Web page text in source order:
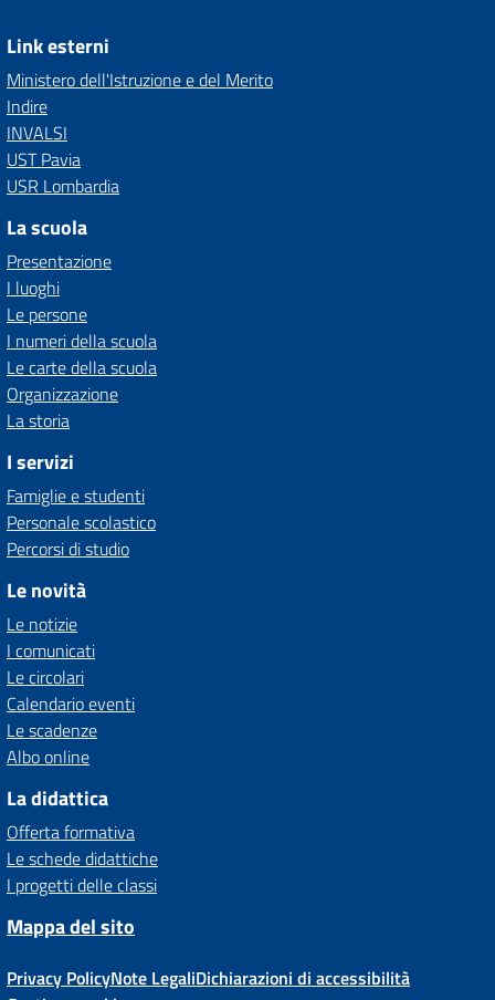
Link esterni
Ministero dell'Istruzione e del Merito
Indire
INVALSI
UST Pavia
USR Lombardia
La scuola
Presentazione
I luoghi
Le persone
I numeri della scuola
Le carte della scuola
Organizzazione
La storia
I servizi
Famiglie e studenti
Personale scolastico
Percorsi di studio
Le novità
Le notizie
I comunicati
Le circolari
Calendario eventi
Le scadenze
Albo online
La didattica
Offerta formativa
Le schede didattiche
I progetti delle classi
Mappa del sito
Privacy PolicyNote LegaliDichiarazioni di accessibilità